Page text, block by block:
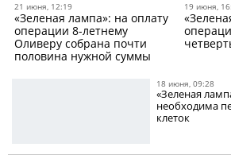
21 июня, 12:19
«Зеленая лампа»: на оплату
операции 8-летнему
Оливеру собрана почти
половина нужной суммы
19 июня,
18 июня, 09:28
«Зеленая
необходима
клеток